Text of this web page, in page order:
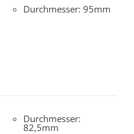
Durchmesser: 95mm
Durchmesser:
82,5mm